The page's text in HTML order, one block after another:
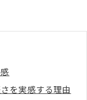
を実感する理由